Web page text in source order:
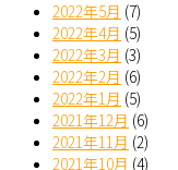
2022年5月 (7)
2022年4月 (5)
2022年3月 (3)
2022年2月 (6)
2022年1月 (5)
2021年12月 (6)
2021年11月 (2)
2021年10月 (4)